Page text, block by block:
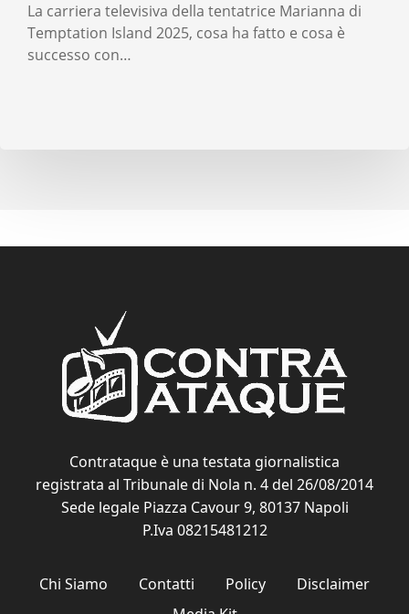
La carriera televisiva della tentatrice Marianna di
Temptation Island 2025, cosa ha fatto e cosa è
successo con…
Contrataque è una testata giornalistica
registrata al Tribunale di Nola n. 4 del 26/08/2014
Sede legale Piazza Cavour 9, 80137 Napoli
P.Iva 08215481212
Chi Siamo Contatti Policy
Disclaimer